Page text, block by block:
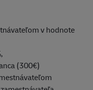
v hodnote
(300€)